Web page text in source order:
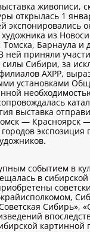
живописи,
открылась 1
экспонировались
из
Барнаула и
ней приняли
силы Сибири, за
АХРР,
установками
выставка
— Красноярск —
экспозиция
событием в
в
Сибирь»,
картинной